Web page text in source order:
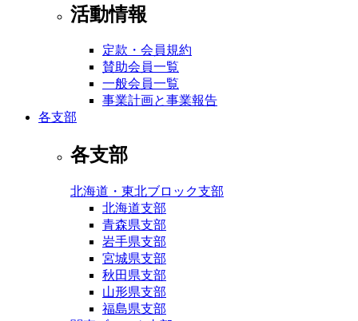
活動情報
定款・会員規約
賛助会員一覧
一般会員一覧
事業計画と事業報告
各支部
各支部
北海道・東北ブロック支部
北海道支部
青森県支部
岩手県支部
宮城県支部
秋田県支部
山形県支部
福島県支部